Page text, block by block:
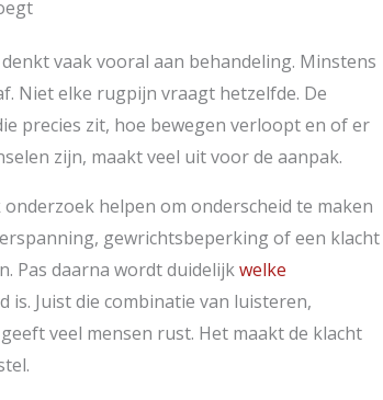
vaak vooral aan behandeling. Minstens
Niet elke rugpijn vraagt hetzelfde. De
precies zit, hoe bewegen verloopt en of er
zijn, maakt veel uit voor de aanpak.
helpen om onderscheid te maken
gewrichtsbeperking of een klacht
Pas daarna wordt duidelijkwelke
Juist die combinatie van luisteren,
veel mensen rust. Het maakt de klacht